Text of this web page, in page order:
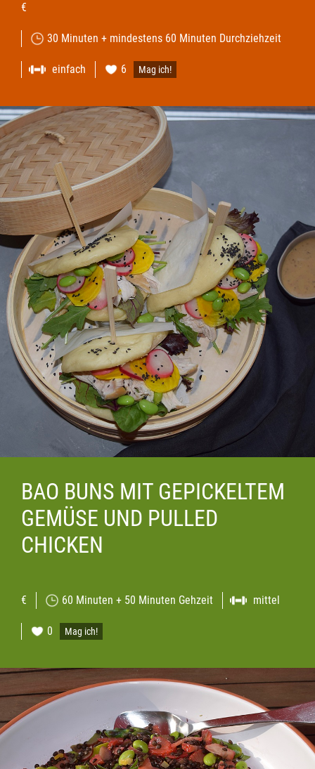
€
30 Minuten + mindestens 60 Minuten Durchziehzeit
einfach 6 Mag ich!
BAO BUNS MIT GEPICKELTEM
GEMÜSE UND PULLED
CHICKEN
€ 60 Minuten + 50 Minuten Gehzeit mittel
0 Mag ich!